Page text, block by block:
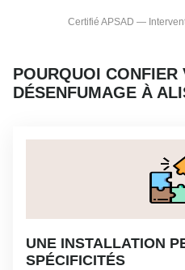
Certifié APSAD —
POURQUOI CONFIER
DÉSENFUMAGE À
UNE INSTALLATION
SPÉCIFICITÉS